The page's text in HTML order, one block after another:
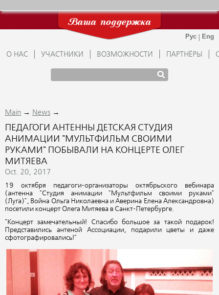
Ваша поддержка
О НАС УЧАСТНИКИ ВОЗМОЖНОСТИ ПАРТНЁРЫ
Main → News →
ПЕДАГОГИ АНТЕННЫ ДЕТСКАЯ СТУДИЯ
АНИМАЦИИ "МУЛЬТФИЛЬМ СВОИМИ
РУКАМИ" ПОБЫВАЛИ НА КОНЦЕРТЕ ОЛЕГ
МИТЯЕВА
Oct. 20, 2017
19 октября педагоги-организаторы октябрьского вебинара
(антенна "Студия анимации "Мультфильм своими руками"
(Луга)", Война Ольга Николаевна и Аверина Елена Александровна)
посетили концерт Олега Митяева в Санкт-Петербурге.
"Концерт замечательный! Спасибо большое за такой подарок!
Представились антеной Ассоциации, подарили цветы и даже
сфотографировались!"